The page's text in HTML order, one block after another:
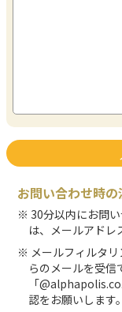
お問い合わせ時の
30分以内にお問
は、メールアドレ
メールフィルタ
らのメールを受信
「
認をお願いします。